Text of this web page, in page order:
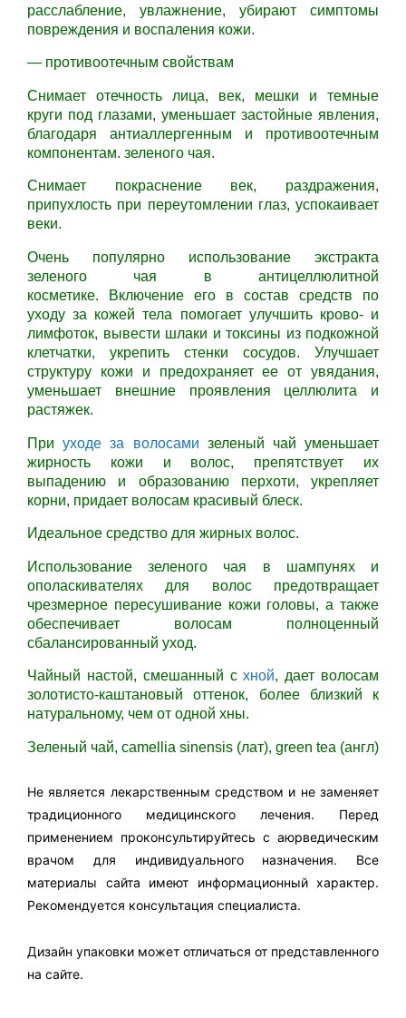
расслабление, увлажнение, убирают симптомы
повреждения и воспаления кожи.
— противоотечным свойствам
Снимает отечность лица, век, мешки и темные
круги под глазами, уменьшает застойные явления,
благодаря антиаллергенным и противоотечным
компонентам. зеленого чая.
Снимает покраснение век, раздражения,
припухлость при переутомлении глаз, успокаивает
веки.
Очень популярно использование экстракта
зеленого чая в антицеллюлитной
косметике. Включение его в состав средств по
уходу за кожей тела помогает улучшить крово- и
лимфоток, вывести шлаки и токсины из подкожной
клетчатки, укрепить стенки сосудов. Улучшает
структуру кожи и предохраняет ее от увядания,
уменьшает внешние проявления целлюлита и
растяжек.
Приуходе за волосами зеленый чай уменьшает
жирность кожи и волос, препятствует их
выпадению и образованию перхоти, укрепляет
корни, придает волосам красивый блеск.
Идеальное средство для жирных волос.
Использование зеленого чая в шампунях и
ополаскивателях для волос предотвращает
чрезмерное пересушивание кожи головы, а также
обеспечивает волосам полноценный
сбалансированный уход.
Чайный настой, смешанный схной, дает волосам
золотисто-каштановый оттенок, более близкий к
натуральному, чем от одной хны.
Зеленый чай, camellia sinensis (лат), green tea (англ)
Не является лекарственным средством и не заменяет
традиционного медицинского лечения. Перед
применением проконсультируйтесь с аюрведическим
врачом для индивидуального назначения. Все
материалы сайта имеют информационный характер.
Рекомендуется консультация специалиста.
Дизайн упаковки может отличаться от представленного
на сайте.